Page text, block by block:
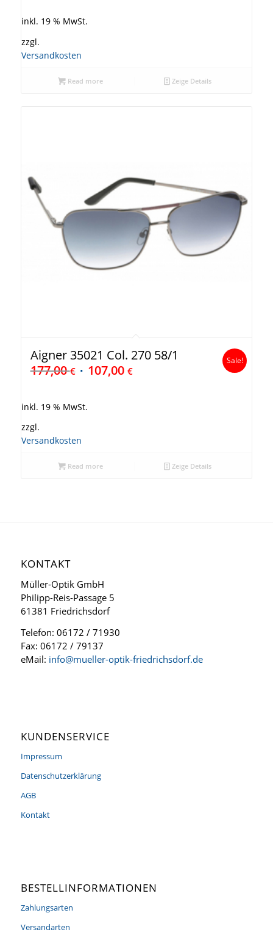
inkl. 19 % MwSt.
zzgl.
Versandkosten
Read more Zeige Details
Aigner 35021 Col. 270 58/1
177,00€ 107,00 €
Sale!
inkl. 19 % MwSt.
zzgl.
Versandkosten
Read more Zeige Details
KONTAKT
Müller-Optik GmbH
Philipp-Reis-Passage 5
61381 Friedrichsdorf
Telefon: 06172 / 71930
Fax: 06172 / 79137
eMail: info@mueller-optik-friedrichsdorf.de
KUNDENSERVICE
Impressum
Datenschutzerklärung
AGB
Kontakt
BESTELLINFORMATIONEN
Zahlungsarten
Versandarten